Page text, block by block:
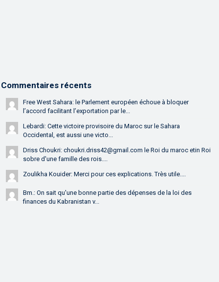
Commentaires récents
Free West Sahara: le Parlement européen échoue à bloquer
l’accord facilitant l’exportation par le...
Lebardi: Cette victoire provisoire du Maroc sur le Sahara
Occidental, est aussi une victo...
Driss Choukri: choukri.driss42@gmail.com le Roi du maroc etin Roi
sobre d'une famille des rois....
Zoulikha Kouider: Merci pour ces explications. Très utile....
Bm.: On sait qu'une bonne partie des dépenses de la loi des
finances du Kabranistan v...